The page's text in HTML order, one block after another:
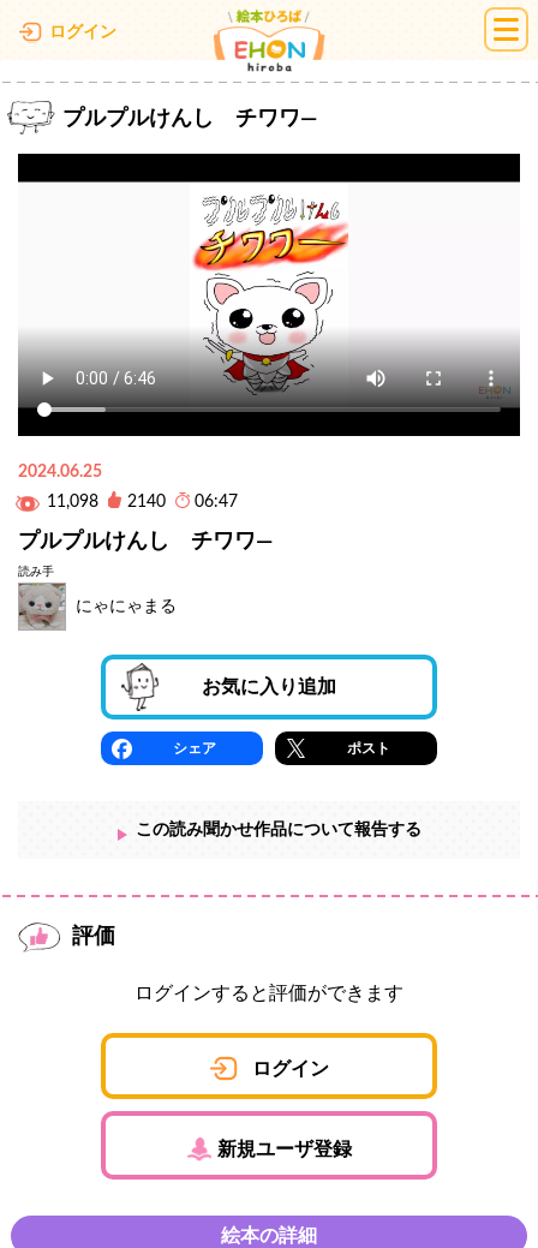
ログイン 絵本ひろば
プルプルけんし チワワ―
2024.06.25
11,098
2140 06:47
プルプルけんし チワワ―
読み手
にゃにゃまる
お気に入り追加
シェア ポスト
この読み聞かせ作品について報告する
評価
ログインすると評価ができます
ログイン
新規ユーザ登録
絵本の詳細